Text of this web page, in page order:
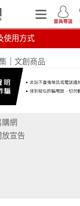
使用方式
說明健康美味帶回家
要健康 找台糖
安心 查驗報告在這裡
保國營企業！榮獲
文創商品
網
宣告